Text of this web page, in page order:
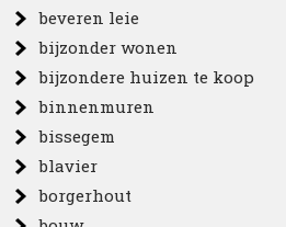
beveren leie
bijzonder wonen
bijzondere huizen te koop
binnenmuren
bissegem
blavier
borgerhout